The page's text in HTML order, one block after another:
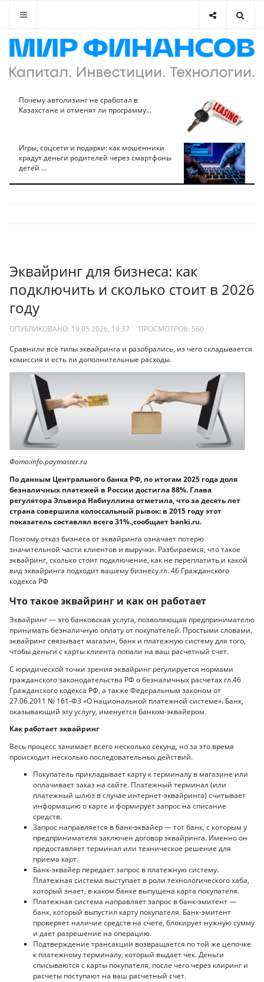
Почему автолизинг не сработал в
Казахстане и отменят ли программу...
Игры, соцсети и подарки: как мошенники
крадут деньги родителей через смартфоны
детей ...
Эквайринг для бизнеса: как
подключить и сколько стоит в 2026
году
ОПУБЛИКОВАНО: 19.05.2026, 19:37 ПРОСМОТРОВ: 560
Сравнили все типы эквайринга и разобрались, из чего складывается
комиссия и есть ли дополнительные расходы.
Фото:info.paymaster.ru
По данным Центрального банка РФ, по итогам 2025 года доля
безналичных платежей в России достигла 88%. Глава
регулятора Эльвира Набиуллина отметила, что за десять лет
страна совершила колоссальный рывок: в 2015 году этот
показатель составлял всего 31%.,сообщает banki.ru.
Поэтому отказ бизнеса от эквайринга означает потерю
значительной части клиентов и выручки. Разбираемся, что такое
эквайринг, сколько стоит подключение, как не переплатить и какой
вид эквайринга подходит вашему бизнесу.гл. 46 Гражданского
кодекса РФ
Что такое эквайринг и как он работает
Эквайринг — это банковская услуга, позволяющая предпринимателю
принимать безналичную оплату от покупателей. Простыми словами,
эквайринг связывает магазин, банк и платежную систему для того,
чтобы деньги с карты клиента попали на ваш расчетный счет.
С юридической точки зрения эквайринг регулируется нормами
гражданского законодательства РФ о безналичных расчетах гл.46
Гражданского кодекса РФ, а также Федеральным законом от
27.06.2011 № 161-ФЗ «О национальной платежной системе». Банк,
оказывающий эту услугу, именуется банком-эквайером.
Как работает эквайринг
Весь процесс занимает всего несколько секунд, но за это время
происходит несколько последовательных действий.
Покупатель прикладывает карту к терминалу в магазине или
оплачивает заказ на сайте. Платежный терминал (или
платежный шлюз в случае интернет-эквайринга) считывает
информацию о карте и формирует запрос на списание
средств.
Запрос направляется в банк-эквайер — тот банк, с которым у
предпринимателя заключен договор эквайринга. Именно он
предоставляет терминал или техническое решение для
приема карт.
Банк-эквайер передает запрос в платежную систему.
Платежная система выступает в роли технологического хаба,
который знает, в каком банке выпущена карта покупателя.
Платежная система направляет запрос в банк-эмитент —
банк, который выпустил карту покупателя. Банк-эмитент
проверяет наличие средств на счете, блокирует нужную сумму
и дает разрешение на операцию.
Подтверждение трансакции возвращается по той же цепочке
к платежному терминалу, который выдает чек. Деньги
списываются с карты покупателя, после чего через клиринг и
расчеты поступают на ваш расчетный счет.